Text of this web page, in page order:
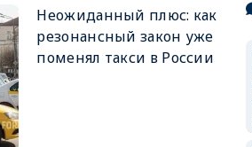
Неожиданный плюс: как
резонансный закон уже
поменял такси в России